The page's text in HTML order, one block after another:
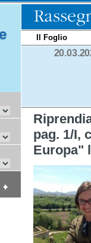
Il Foglio
pag. 1/I,
Europa"